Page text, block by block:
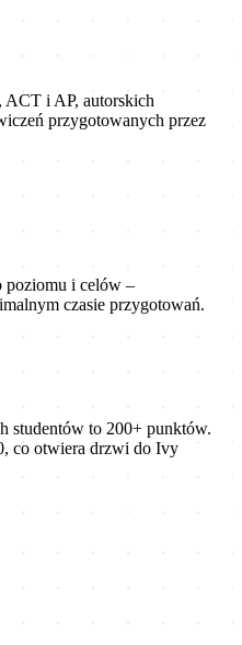
ACT i AP, autorskich
przygotowanych przez
poziomu i celów –
czasie przygotowań.
studentów to 200+ punktów.
co otwiera drzwi do Ivy